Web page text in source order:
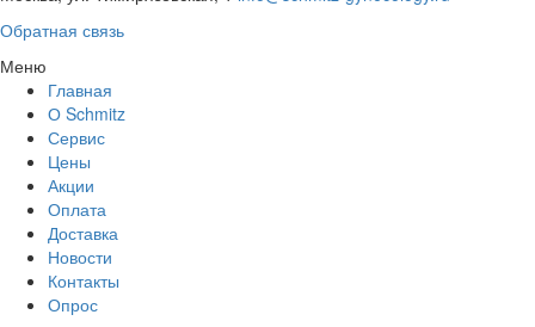
Обратная связь
Меню
Главная
О Schmitz
Сервис
Цены
Акции
Оплата
Доставка
Новости
Контакты
Опрос